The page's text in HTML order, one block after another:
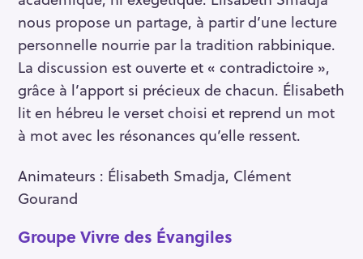
nous propose un partage, à partir d’une lecture
personnelle nourrie par la tradition rabbinique.
La discussion est ouverte et « contradictoire »,
grâce à l’apport si précieux de chacun. Élisabeth
lit en hébreu le verset choisi et reprend un mot
à mot avec les résonances qu’elle ressent.
Animateurs : Élisabeth Smadja, Clément
Gourand
Groupe Vivre des Évangiles